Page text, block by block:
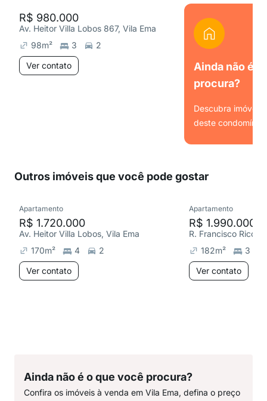
R$ 980.000
Av. Heitor Villa Lobos 867, Vila Ema
98m² 3
2
Ver contato
Ainda não é
procura?
Descubra imóveis
deste condomínio.
Outros imóveis que você pode gostar
Apartamento
R$ 1.720.000
Av. Heitor Villa Lobos, Vila Ema
170m² 4
2
Ver contato
Apartamento
R$ 1.990.000
R. Francisco Ricci,
182m²
3
Ver contato
Ainda não é o que você procura?
Confira os imóveis à venda em Vila Ema, defina o preço